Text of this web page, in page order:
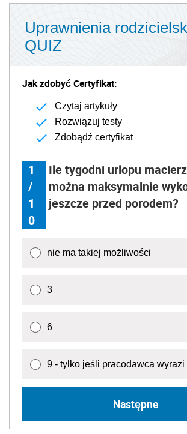
Uprawnienia
QUIZ
Jak zdobyć Certyfikat:
Czytaj artykuły
Rozwiązuj testy
Zdobądź certyfikat
1
/
1
0
Ile tygodni urlopu
można maksymalnie
jeszcze przed porodem?
nie ma takiej możliwości
3
6
9 - tylko jeśli pracodawca wyrazi
Następne